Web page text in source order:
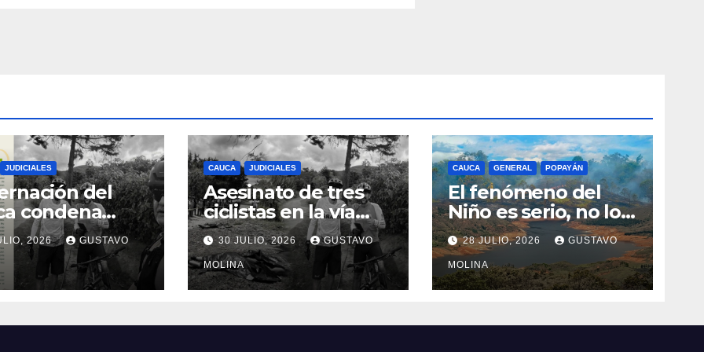
JUDICIALES
del
condena
de tres
y exige
urgentes
2026 GUSTAVO
CAUCA JUDICIALES
Asesinato de tres
ciclistas en la vía
Totoró – Silvia,
genera
consternación en el
Cauca
30 JULIO, 2026 GUSTAVO
MOLINA
CAUCA GENERAL POPAYÁN
El fenómeno del
Niño es serio, no lo
tome a juego
28 JULIO, 2026 GUSTAVO
MOLINA